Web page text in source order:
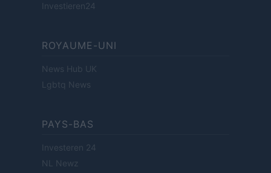
Investieren24
ROYAUME-UNI
News Hub UK
Lgbtq News
PAYS-BAS
Investeren 24
NL Newz